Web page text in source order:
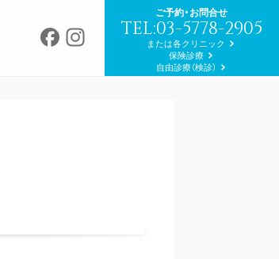
Facebook
Instagram
ご予約・お問合せ
TEL:03-5778-2905
または各クリニック
保険診療
自由診療（検診）